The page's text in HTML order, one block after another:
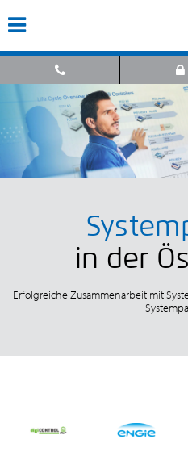
in der
Erfolgreiche Zusammenarbeit mit